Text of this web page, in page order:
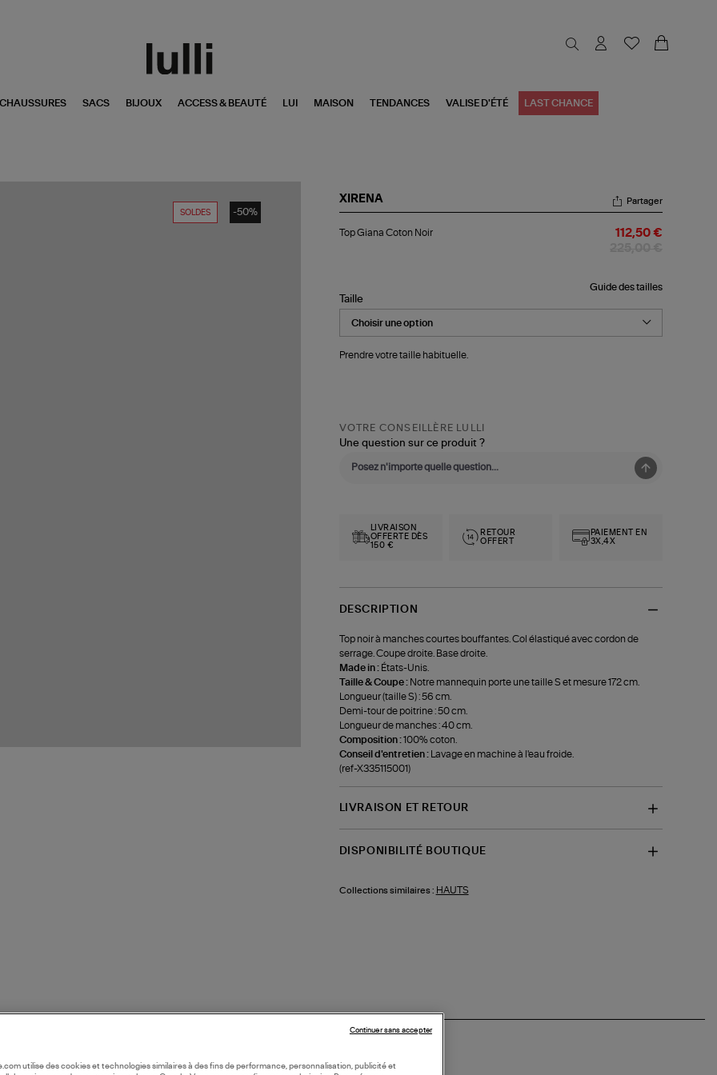
CHAUSSURES SACS BIJOUX ACCESS & BEAUTÉ LUI MAISON TENDANCES VALISE D'ÉTÉ LAST CHANCE
SOLDES -50%
XIRENA
Giana
Partager
Top Giana Coton Noir 112,50 €
Guide des tailles
Taille
Prendre votre taille habituelle.
VOTRE CONSEILLÈRE LULLI
Une question sur ce produit ?
LIVRAISON
OFFERTE DÈS
150 €
RETOUR
OFFERT
PAIEMENT EN
3X,4X
DESCRIPTION
Top noir à manches courtes bouffantes. Col élastiqué avec cordon de
serrage. Coupe droite. Base droite.
Made in : États-Unis.
Taille & Coupe : Notre mannequin porte une taille S et mesure 172 cm.
Longueur (taille S) : 56 cm.
Demi-tour de poitrine : 50 cm.
Longueur de manches : 40 cm.
Composition :100% coton.
Conseil d'entretien :
Lavage en machine à l'eau froide.
(ref-X335115001)
LIVRAISON ET RETOUR
DISPONIBILITÉ BOUTIQUE
Collections similaires : HAUTS
utilise des cookies et technologies similaires à des fins de performance, personnalisation, publicité et
Continuer sans accepter